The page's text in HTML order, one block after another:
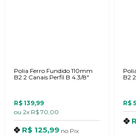
Polia Ferro Fundido 110mm
B2 2 Canais Perfil B 4.3/8"
R$ 139,99
ou 2x R$ 70,00
R$ 125,99 no Pix
B2
R$